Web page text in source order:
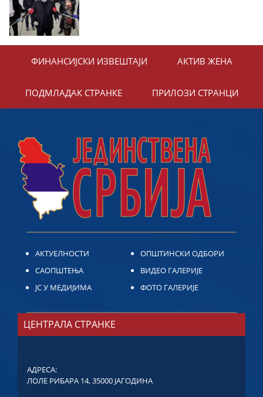
ФИНАНСИЈСКИ ИЗВЕШТАЈИ АКТИВ ЖЕНА
ПОДМЛАДАК СТРАНКЕ ПРИЛОЗИ СТРАНЦИ
АКТУЕЛНОСТИ
САОПШТЕЊА
ЈС У МЕДИЈИМА
ОПШТИНСКИ ОДБОРИ
ВИДЕО ГАЛЕРИЈЕ
ФОТО ГАЛЕРИЈЕ
ЦЕНТРАЛА СТРАНКЕ
АДРЕСА:
ЛОЛЕ РИБАРА 14, 35000 ЈАГОДИНА